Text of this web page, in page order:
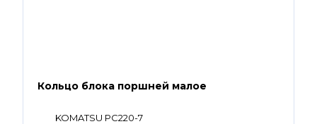
Кольцо блока поршней малое
KOMATSU PC220-7